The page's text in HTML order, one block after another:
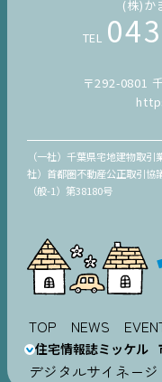
(株)か
TEL
〒292-0801
（一社）千葉県宅地建物取
社）首都圏不動産公正取引協
（般-1）第38180号
TOP NEWS
住宅情報誌ミッケル
デジタルサイネージ